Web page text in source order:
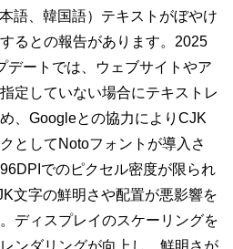
語、韓国語）テキストがぼやけ
るとの報告があります。2025
デートでは、ウェブサイトやア
定していない場合にテキストレ
、Googleとの協力によりCJK
としてNotoフォントが導入さ
でのピクセル密度が限られ
文字の鮮明さや配置が悪影響を
ディスプレイのスケーリングを
ンダリングが向上し、鮮明さが